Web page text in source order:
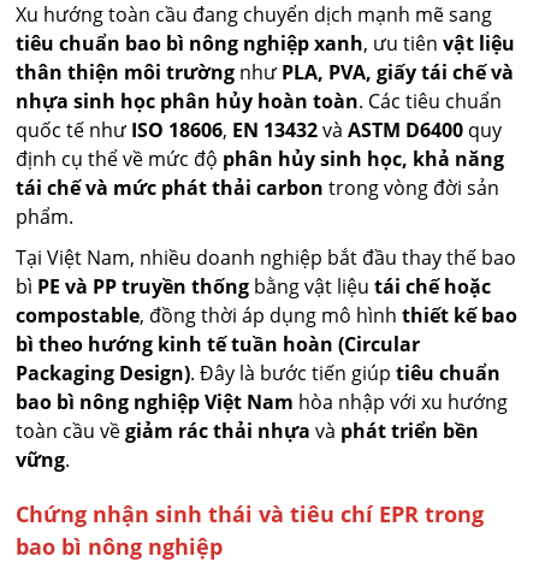
Xu hướng toàn cầu đang chuyển dịch mạnh mẽ sang
tiêu chuẩn bao bì nông nghiệp xanh, ưu tiênvật liệu
thân thiện môi trường như PLA, PVA, giấy tái chế và
nhựa sinh học phân hủy hoàn toàn. Các tiêu chuẩn
quốc tế như ISO 18606, EN 13432vàASTM D6400 quy
định cụ thể về mức độ phân hủy sinh học, khả năng
tái chế và mức phát thải carbon trong vòng đời sản
phẩm.
Tại Việt Nam, nhiều doanh nghiệp bắt đầu thay thế bao
bì PE và PP truyền thống bằng vật liệutái chế hoặc
compostable, đồng thời áp dụng mô hìnhthiết kế bao
bì theo hướng kinh tế tuần hoàn (Circular
Packaging Design). Đây là bước tiến giúptiêu chuẩn
bao bì nông nghiệp Việt Nam hòa nhập với xu hướng
toàn cầu vềgiảm rác thải nhựa và phát triển bền
vững.
Chứng nhận sinh thái và tiêu chí EPR trong
bao bì nông nghiệp